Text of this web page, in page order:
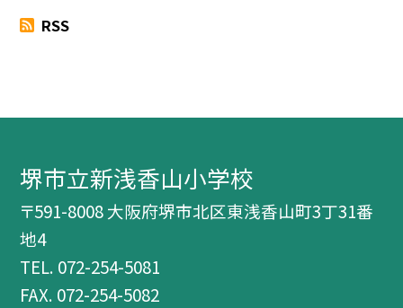
RSS
堺市立新浅香山小学校
〒591-8008 大阪府堺市北区東浅香山町3丁31番
地4
TEL. 072-254-5081
FAX. 072-254-5082